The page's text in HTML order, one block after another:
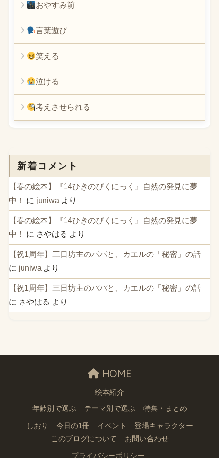
おやすみ前
言葉遊び
笑える
泣ける
考えさせられる
新着コメント
【春の絵本】『14ひきのぴくにっく』自然の発見に夢
中！
に juniwa より
【春の絵本】『14ひきのぴくにっく』自然の発見に夢
中！
に さやはる より
【祝1周年】三日坊主のパパと、カエルの「秘密」の話
に juniwa より
【祝1周年】三日坊主のパパと、カエルの「秘密」の話
に さやはる より
HOME
絵本紹介
年齢別で選ぶ テーマ別で選ぶ 特集・まとめ
しおり 今日の1冊 イベント
登場キャラクター
このブログについて
お問い合わせ
プライバシーポリシー